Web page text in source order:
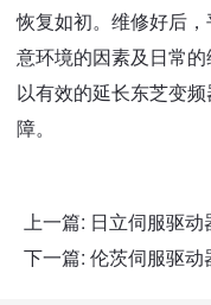
恢复如初。维修好后
意环境的因素及日常
以有效的延长东芝变
障。
上一篇: 日立伺服驱
下一篇: 伦茨伺服驱动